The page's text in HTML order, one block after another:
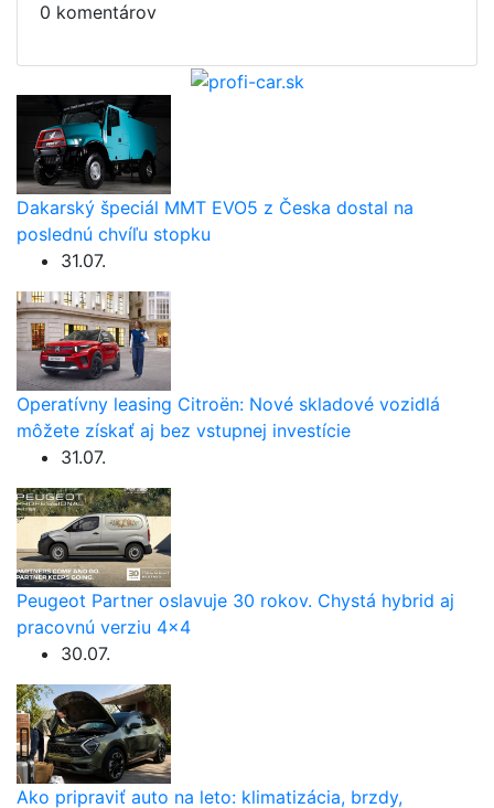
0 komentárov
Dakarský špeciál MMT EVO5 z Česka dostal na
poslednú chvíľu stopku
31.07.
Operatívny leasing Citroën: Nové skladové vozidlá
môžete získať aj bez vstupnej investície
31.07.
Peugeot Partner oslavuje 30 rokov. Chystá hybrid aj
pracovnú verziu 4×4
30.07.
Ako pripraviť auto na leto: klimatizácia, brzdy,